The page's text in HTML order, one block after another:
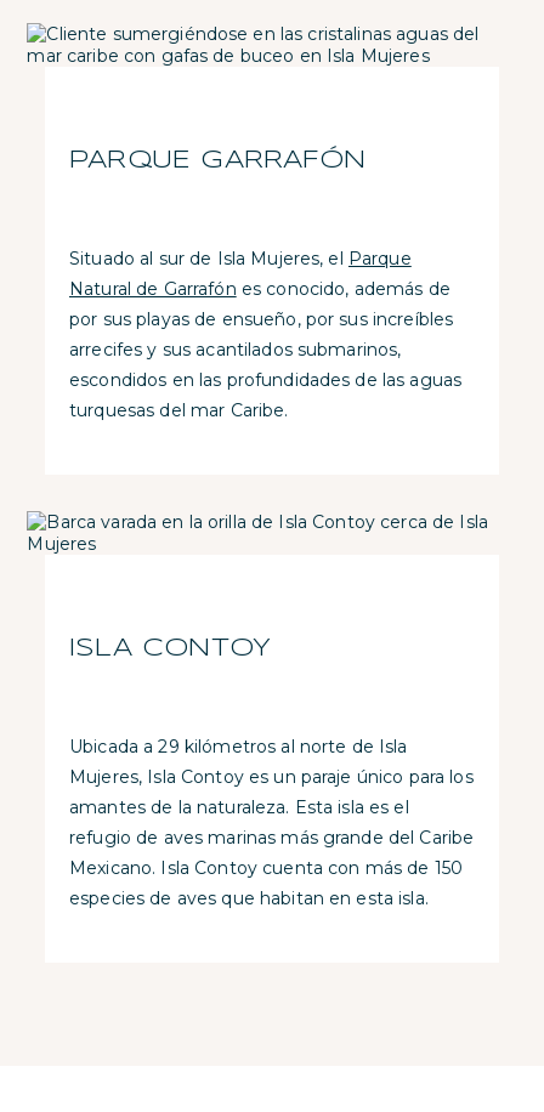
PARQUE GARRAFÓN
Situado al sur de Isla Mujeres, el
Parque
Natural de Garrafón es conocido, además de
por sus playas de ensueño, por sus increíbles
arrecifes y sus acantilados submarinos,
escondidos en las profundidades de las aguas
turquesas del mar Caribe.
ISLA CONTOY
Ubicada a 29 kilómetros al norte de Isla
Mujeres, Isla Contoy es un paraje único para los
amantes de la naturaleza. Esta isla es el
refugio de aves marinas más grande del Caribe
Mexicano. Isla Contoy cuenta con más de 150
especies de aves que habitan en esta isla.